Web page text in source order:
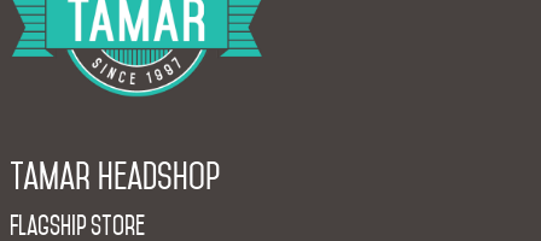
Tamar Headshop
Flagship Store